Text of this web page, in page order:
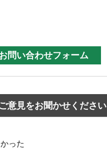
意見をお聞かせください
った